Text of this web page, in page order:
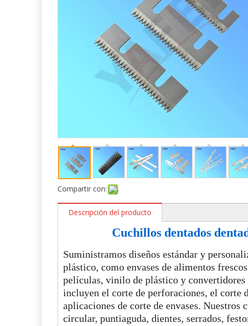
Compartir con:
Descripción del producto
Cuchillos dentados
Suministramos diseños estándar y
plástico, como envases de alimentos
películas, vinilo de plástico y convertidores
incluyen el corte de perforaciones, el
aplicaciones de corte de envases.
circular, puntiaguda, dientes, serrados,